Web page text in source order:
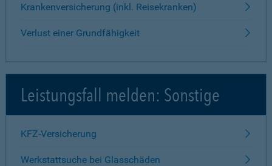
Krankenversicherung (inkl. Reisekranken)
Verlust einer Grundfähigkeit
Leistungsfall melden: Sonstige
KFZ-Versicherung
Werkstattsuche bei Glasschäden